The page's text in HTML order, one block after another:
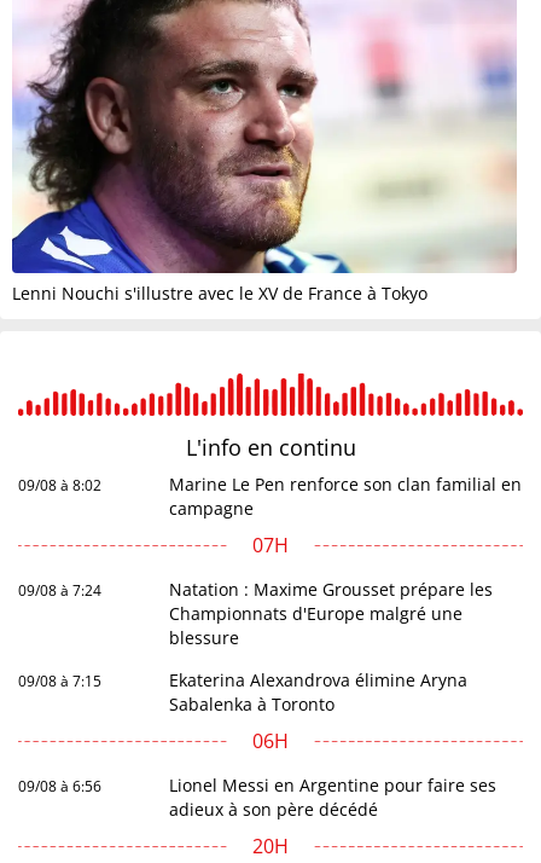
Lenni Nouchi s'illustre avec le XV de France à Tokyo
L'info en continu
09/08 à 8:02
Marine Le Pen renforce son clan familial en
campagne
07H
09/08 à 7:24
Natation : Maxime Grousset prépare les
Championnats d'Europe malgré une
blessure
09/08 à 7:15
Ekaterina Alexandrova élimine Aryna
Sabalenka à Toronto
06H
09/08 à 6:56
Lionel Messi en Argentine pour faire ses
adieux à son père décédé
20H